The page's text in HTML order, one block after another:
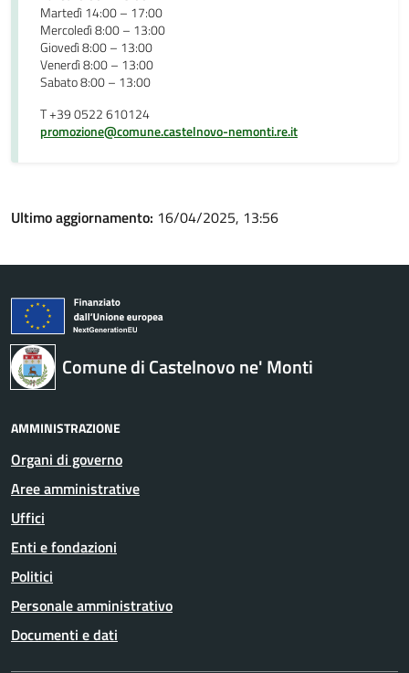
Martedì 14:00 – 17:00
Mercoledì 8:00 – 13:00
Giovedì 8:00 – 13:00
Venerdì 8:00 – 13:00
Sabato 8:00 – 13:00
T +39 0522 610124
promozione@comune.castelnovo-nemonti.re.it
Ultimo aggiornamento: 16/04/2025, 13:56
Comune di Castelnovo ne' Monti
AMMINISTRAZIONE
Organi di governo
Aree amministrative
Uffici
Enti e fondazioni
Politici
Personale amministrativo
Documenti e dati